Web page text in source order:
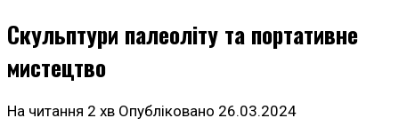
Скульптури палеоліту та портативне
мистецтво
На читання 2 хв Опубліковано 26.03.2024